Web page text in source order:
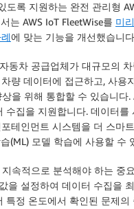
록 지원하는 완전 관리형
는 AWS IoT FleetWise를 미
에 맞는 기능을 개선했습니
동차 공급업체가 대규모의
량 데이터에 접근하고, 사용
을 위해 통합할 수 있습니다.
집을 지원합니다. 데이터를
테인먼트 시스템을 더 스마
(ML) 모델 학습에 사용할 수
속적으로 분석해야 하는 중
을 설정하여 데이터 수집을
정 온도에서 확인된 문제의